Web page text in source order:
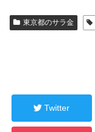
東京都のサラ金
Twitter